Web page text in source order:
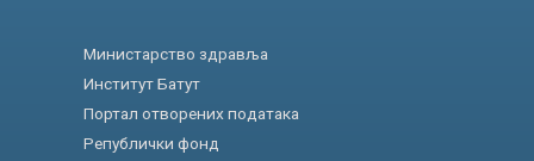
Министарство здравља
Институт Батут
Портал отворених података
Републички фонд